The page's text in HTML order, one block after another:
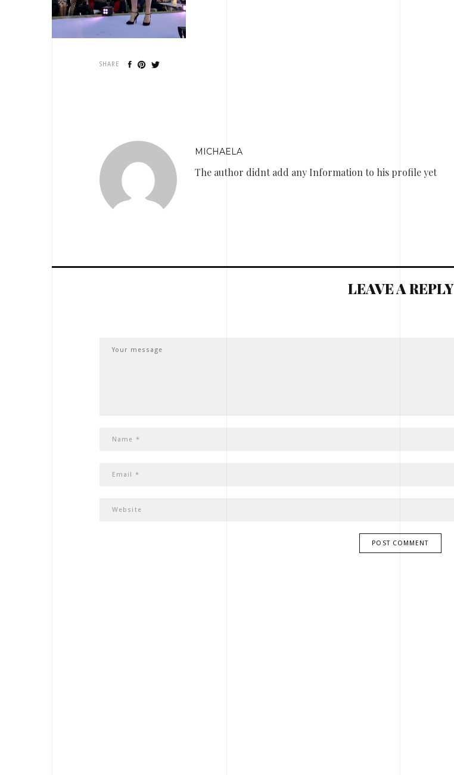
SHARE
MICHAELA
The author didnt add any Information to his profile yet
LEAVE A REPLY